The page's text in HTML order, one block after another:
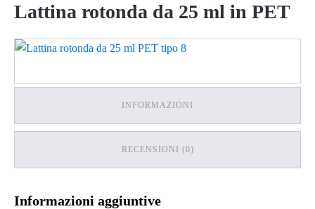
Lattina rotonda da 25 ml in PET
INFORMAZIONI
RECENSIONI (0)
Informazioni aggiuntive